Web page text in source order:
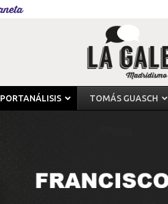
PORTANÁLISIS TOMÁS GUASCH